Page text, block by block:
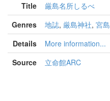
Title
厳島名所しるべ
Genres
地誌, 厳島神社, 宮島
Details
More information...
Source
立命館ARC